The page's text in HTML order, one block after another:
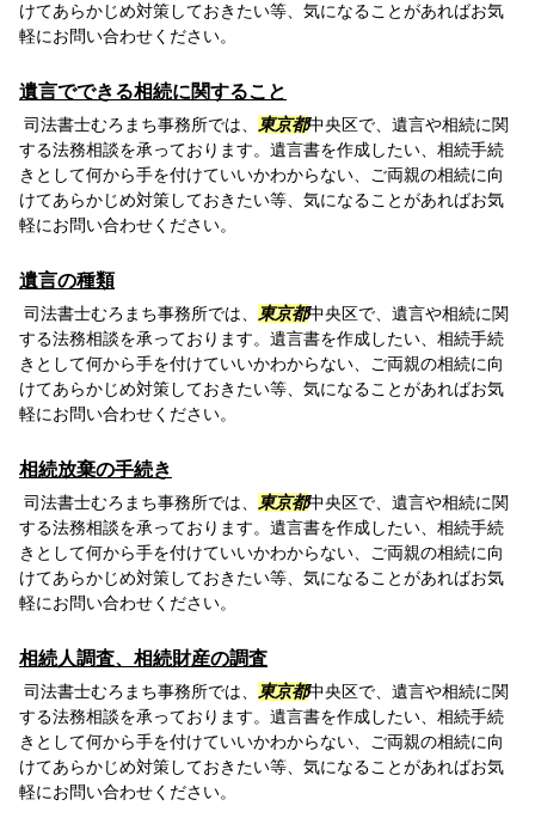
けてあらかじめ対策しておきたい等、気になることがあればお気
軽にお問い合わせください。
遺言でできる相続に関すること
司法書士むろまち事務所では、 東京都中央区で、遺言や相続に関
する法務相談を承っております。遺言書を作成したい、相続手続
きとして何から手を付けていいかわからない、ご両親の相続に向
けてあらかじめ対策しておきたい等、気になることがあればお気
軽にお問い合わせください。
遺言の種類
司法書士むろまち事務所では、 東京都中央区で、遺言や相続に関
する法務相談を承っております。遺言書を作成したい、相続手続
きとして何から手を付けていいかわからない、ご両親の相続に向
けてあらかじめ対策しておきたい等、気になることがあればお気
軽にお問い合わせください。
相続放棄の手続き
司法書士むろまち事務所では、 東京都中央区で、遺言や相続に関
する法務相談を承っております。遺言書を作成したい、相続手続
きとして何から手を付けていいかわからない、ご両親の相続に向
けてあらかじめ対策しておきたい等、気になることがあればお気
軽にお問い合わせください。
相続人調査、相続財産の調査
司法書士むろまち事務所では、 東京都中央区で、遺言や相続に関
する法務相談を承っております。遺言書を作成したい、相続手続
きとして何から手を付けていいかわからない、ご両親の相続に向
けてあらかじめ対策しておきたい等、気になることがあればお気
軽にお問い合わせください。